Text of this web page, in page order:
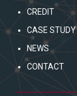
CREDIT
CASE STUDY
NEWS
CONTACT